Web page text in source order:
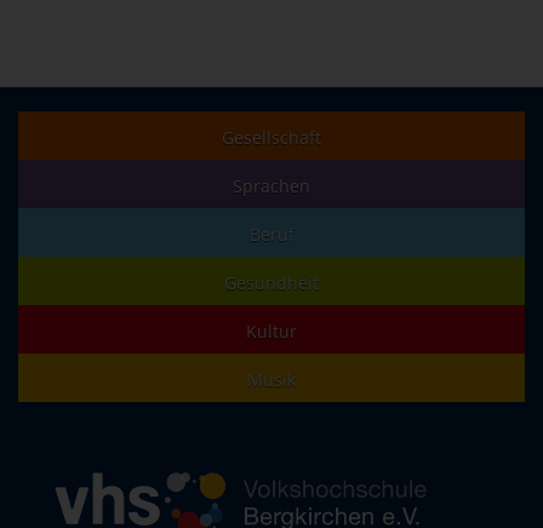
Gesellschaft
Sprachen
Beruf
Gesundheit
Kultur
Musik